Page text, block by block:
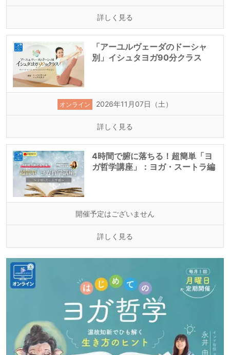
詳しく見る
「アーユルヴェーダのドーシャ
別」イシュタヨガ90分クラス
オンライン 2026年11月07日（土）
詳しく見る
4時間で腑に落ちる！超簡単「ヨ
ガ哲学講座」：ヨガ・スートラ編
開催予定はございません
詳しく見る